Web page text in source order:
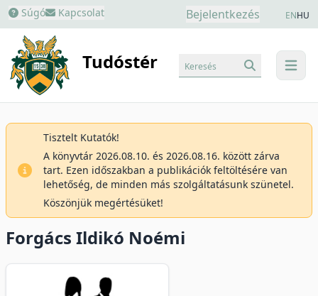
Súgó Kapcsolat Bejelentkezés ENHU
Tudóstér menu
Keresés
Tisztelt Kutatók!
A könyvtár 2026.08.10. és 2026.08.16. között zárva
tart. Ezen időszakban a publikációk feltöltésére van
lehetőség, de minden más szolgáltatásunk szünetel.
Köszönjük megértésüket!
Forgács Ildikó Noémi